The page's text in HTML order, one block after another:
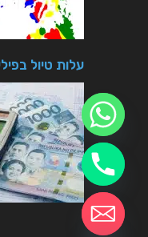
עלות טיול
chaty